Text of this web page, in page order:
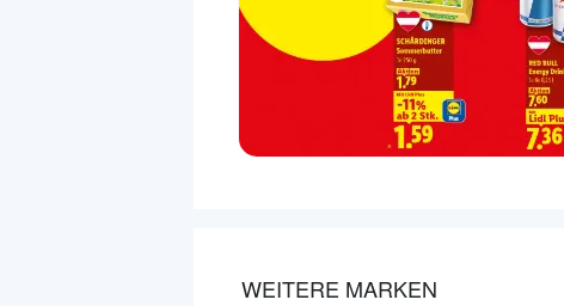
WEITERE MARKEN